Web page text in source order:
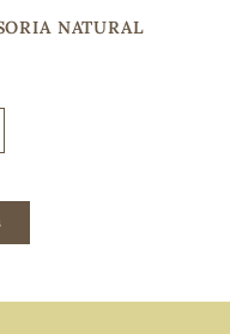
NATURAL